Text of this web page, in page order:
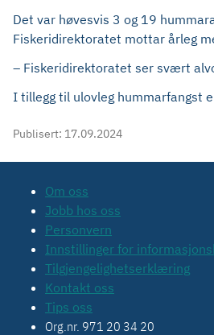
Det var høvesvis 3 og 19
Fiskeridirektoratet mottar årleg
– Fiskeridirektoratet ser svært
I tillegg til ulovleg hummarfangst
Publisert: 17.09.2024
Om oss
Jobb hos oss
Personvern
Innstillinger for
Tilgjengelighetserklæring
Kontakt oss
Tips oss
Org.nr. 971 20 34 20